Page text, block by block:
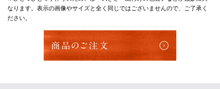
なります。表示の画像やサイズと全く同じではございませんので、ご了承く
ださい。
商品のご注文